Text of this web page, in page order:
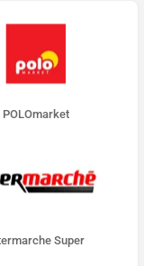
POLOmarket
Super